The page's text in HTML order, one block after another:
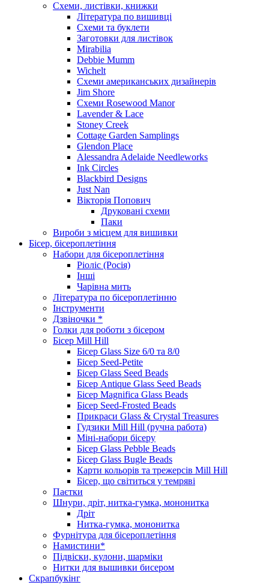
Схеми, листівки, книжки
Література по вишивці
Схеми та буклети
Заготовки для листівок
Mirabilia
Debbie Mumm
Wichelt
Схеми американських дизайнерів
Jim Shore
Cхеми Rosewood Manor
Lavender & Lace
Stoney Creek
Cottage Garden Samplings
Glendon Place
Alessandra Adelaide Needleworks
Ink Circles
Blackbird Designs
Just Nan
Вікторія Попович
Друковані схеми
Паки
Вироби з місцем для вишивки
Бісер, бісероплетіння
Набори для бісероплетіння
Ріоліс (Росія)
Інші
Чарівна мить
Література по бісероплетінню
Інструменти
Дзвіночки *
Голки для роботи з бісером
Бісер Mill Hill
Бісер Glass Size 6/0 та 8/0
Бісер Seed-Petite
Бісер Glass Seed Beads
Бісер Antique Glass Seed Beads
Бісер Magnifica Glass Beads
Бісер Seed-Frosted Beads
Прикраси Glass & Crystal Treasures
Гудзики Mill Hill (ручна работа)
Міні-набори бісеру
Бісер Glass Pebble Beads
Бісер Glass Bugle Beads
Карти кольорів та трежерсів Mill Hill
Бісер, що світиться у темряві
Паєтки
Шнури, дріт, нитка-гумка, мононитка
Дріт
Нитка-гумка, мононитка
Фурнітура для бісероплетіння
Намистини*
Підвіски, кулони, шарміки
Нитки для вышивки бисером
Скрапбукінг